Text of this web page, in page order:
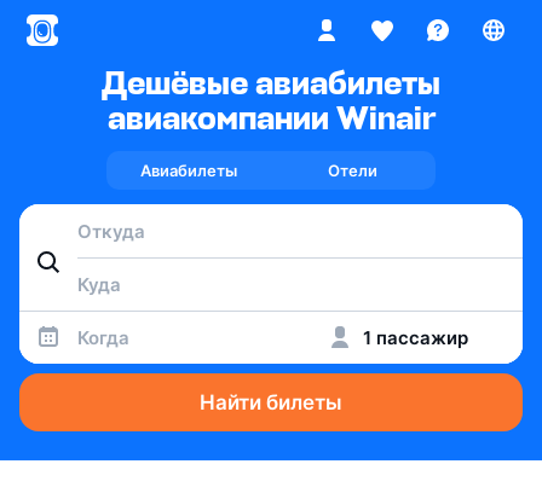
Дешёвые авиабилеты
авиакомпании Winair
Авиабилеты Отели
Когда 1 пассажир
Найти билеты